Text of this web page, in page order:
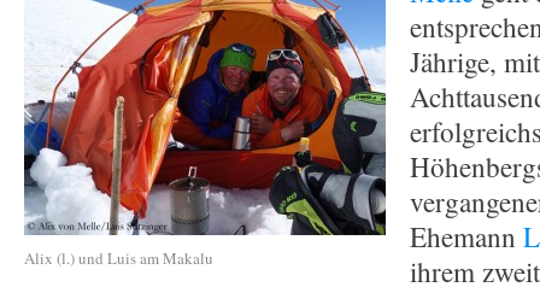
Alix (l.) und Luis am Makalu
Jährige,
Ehemann
ihrem